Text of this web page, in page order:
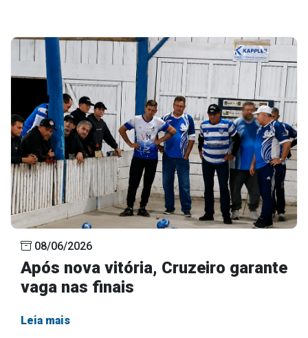
08/06/2026
Após nova vitória, Cruzeiro garante
vaga nas finais
Leia mais